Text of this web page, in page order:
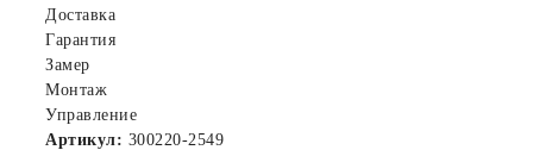
Доставка
Гарантия
Замер
Монтаж
Управление
Артикул: 300220-2549